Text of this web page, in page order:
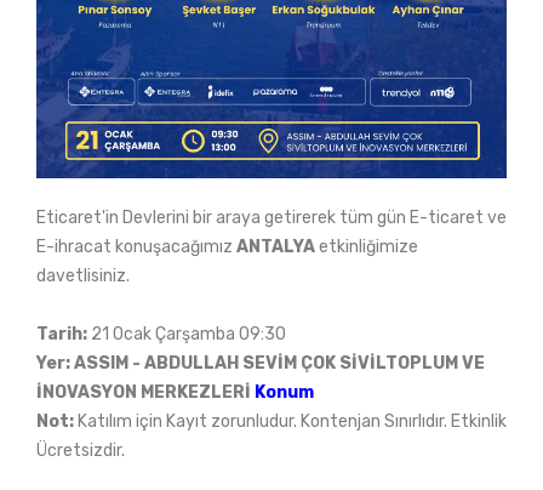
Eticaret'in Devlerini bir araya getirerek tüm gün E-ticaret ve
E-ihracat konuşacağımız ANTALYAetkinliğimize
davetlisiniz.
Tarih: 21 Ocak Çarşamba 09:30
Yer: ASSIM - ABDULLAH SEVİM ÇOK SİVİLTOPLUM VE
İNOVASYON MERKEZLERİ Konum
Not: Katılım için Kayıt zorunludur. Kontenjan Sınırlıdır. Etkinlik
Ücretsizdir.